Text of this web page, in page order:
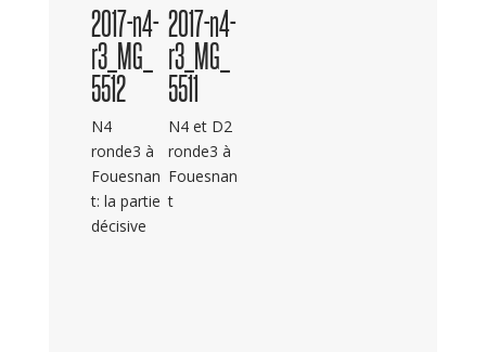
2017-n4-
r3_MG_
5512
N4
ronde3 à
Fouesnan
t: la partie
décisive
2017-n4-
r3_MG_
5511
N4 et D2
ronde3 à
Fouesnan
t